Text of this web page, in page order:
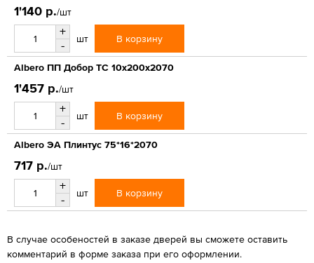
1'140 р./шт
+
-
шт В корзину
Albero ПП Добор ТС 10х200х2070
1'457 р./шт
+
-
шт В корзину
Albero ЭА Плинтус 75*16*2070
717 р./шт
+
-
шт В корзину
В случае особеностей в заказе дверей вы сможете оставить
комментарий в форме заказа при его оформлении.